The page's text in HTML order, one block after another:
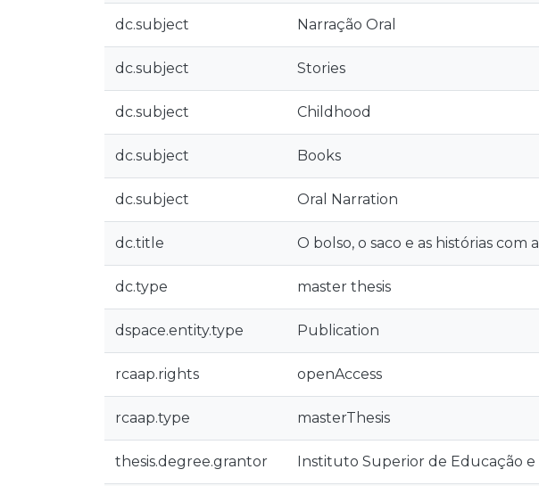
dc.subject Narração Oral
dc.subject Stories
dc.subject Childhood
dc.subject Books
dc.subject Oral Narration
dc.title O bolso, o saco e as histórias com
dc.type master thesis
dspace.entity.type Publication
rcaap.rights openAccess
rcaap.type masterThesis
thesis.degree.grantor Instituto Superior de Educação e